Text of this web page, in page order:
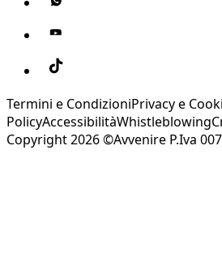
Termini e CondizioniPrivacy e
PolicyAccessibilitàWhistleblowing
Copyright 2026 ©Avvenire P.Iva